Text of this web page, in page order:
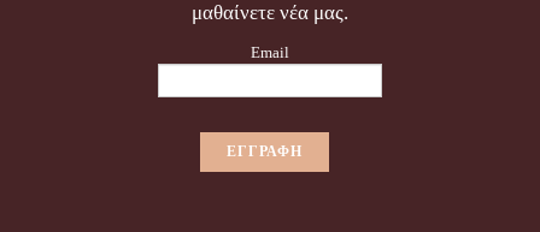
μαθαίνετε νέα μας.
Email